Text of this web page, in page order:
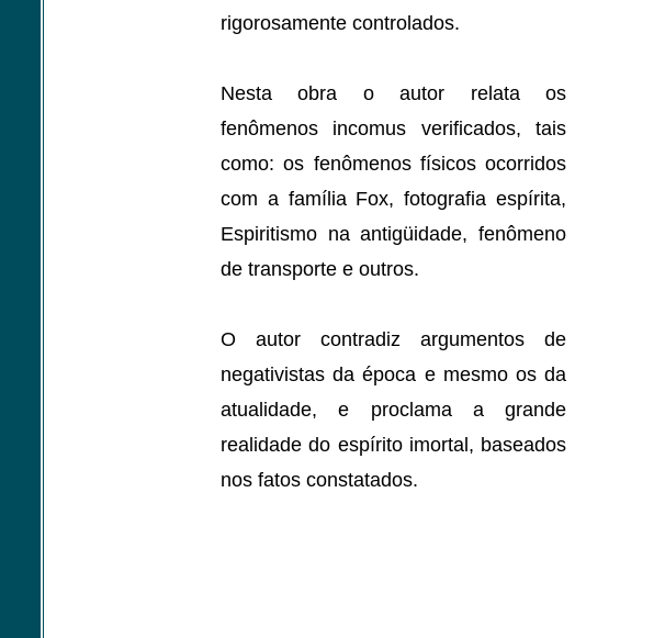
rigorosamente controlados.
Nesta obra o autor relata os
fenômenos incomus verificados, tais
como: os fenômenos físicos ocorridos
com a família Fox, fotografia espírita,
Espiritismo na antigüidade, fenômeno
de transporte e outros.
O autor contradiz argumentos de
negativistas da época e mesmo os da
atualidade, e proclama a grande
realidade do espírito imortal, baseados
nos fatos constatados.